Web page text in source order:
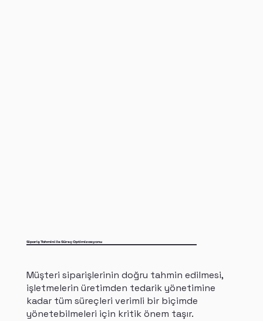
Sipariş Tahmini ile Süreç Optimizasyonu
Müşteri siparişlerinin doğru tahmin edilmesi,
işletmelerin üretimden tedarik yönetimine
kadar tüm süreçleri verimli bir biçimde
yönetebilmeleri için kritik önem taşır.